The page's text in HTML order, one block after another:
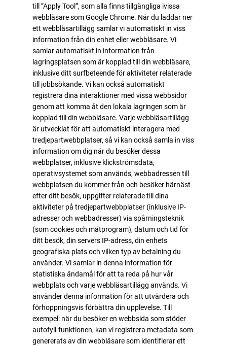
till ”Apply Tool”, som alla finns tillgängliga ivissa
webbläsare som Google Chrome. När du laddar ner
ett webbläsartillägg samlar vi automatiskt in viss
information från din enhet eller webbläsare. Vi
samlar automatiskt in information från
lagringsplatsen som är kopplad till din webbläsare,
inklusive ditt surfbeteende för aktiviteter relaterade
till jobbsökande. Vi kan också automatiskt
registrera dina interaktioner med vissa webbsidor
genom att komma åt den lokala lagringen som är
kopplad till din webbläsare. Varje webbläsartillägg
är utvecklat för att automatiskt interagera med
tredjepartwebbplatser, så vi kan också samla in viss
information om dig när du besöker dessa
webbplatser, inklusive klickströmsdata,
operativsystemet som används, webbadressen till
webbplatsen du kommer från och besöker härnäst
efter ditt besök, uppgifter relaterade till dina
aktiviteter på tredjepartwebbplatser (inklusive IP-
adresser och webbadresser) via spårningsteknik
(som cookies och mätprogram), datum och tid för
ditt besök, din servers IP-adress, din enhets
geografiska plats och vilken typ av betalning du
använder. Vi samlar in denna information för
statistiska ändamål för att ta reda på hur vår
webbplats och varje webbläsartillägg används. Vi
använder denna information för att utvärdera och
förhoppningsvis förbättra din upplevelse. Till
exempel: när du besöker en webbsida som stöder
autofyll-funktionen, kan vi registrera metadata som
genererats av din webbläsare som identifierar ett